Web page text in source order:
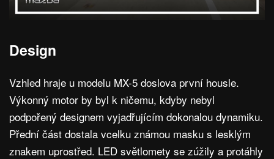
Design
Vzhled hraje u modelu MX-5 doslova první housle.
Výkonný motor by byl k ničemu, kdyby nebyl
podpořený designem vyjadřujícím dokonalou dynamiku.
Přední část dostala vcelku známou masku s lesklým
znakem uprostřed. LED světlomety se zúžily a protáhly